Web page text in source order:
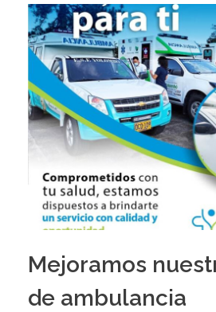
Mejoramos
de ambulancia